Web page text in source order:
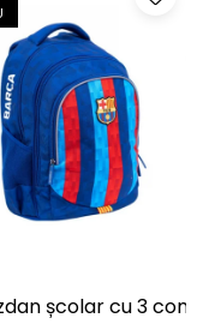
termosensibila,